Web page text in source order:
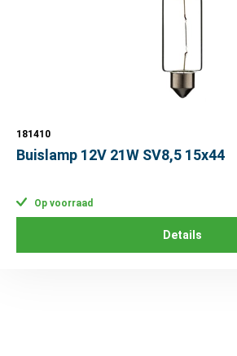
181410
Buislamp 12V 21W SV8,5 15x44
Op voorraad
Details